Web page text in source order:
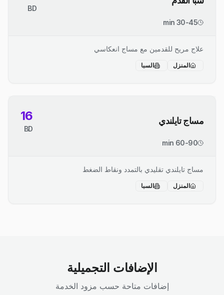
BD
30-45 min
علاج مريح للقدمين مع مساج انعكاسي
المنزل السبا
مساج تايلندي 16
BD
60-90 min
مساج تايلندي تقليدي بالتمدد ونقاط الضغط
المنزل السبا
الإضافات التجميلية
إضافات متاحة حسب مزود الخدمة